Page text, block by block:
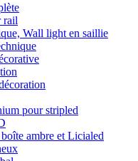
rail
Wall light en saillie
pour stripled
ambre et Licialed